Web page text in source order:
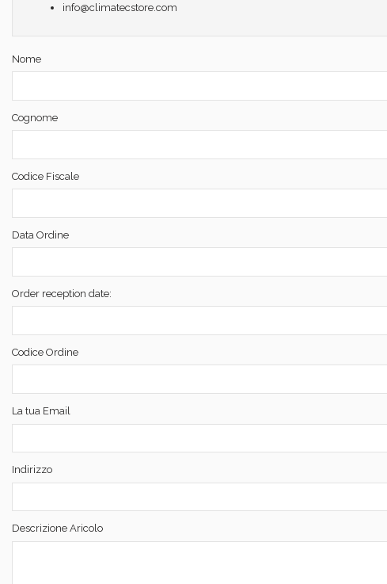
info@climatecstore.com
Nome
Cognome
Codice Fiscale
Data Ordine
Order reception date:
Codice Ordine
La tua Email
Indirizzo
Descrizione Aricolo